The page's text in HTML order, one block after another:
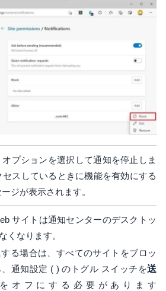
オプションを選択して通知を停止しま
スしているときに機能を有効にする
ジが表示されます。
サイトは通知センターのデスクトッ
くなります。
る場合は、すべてのサイトをブロッ
通知設定 ( ) のトグル スイッチを送
オフにする必要があります